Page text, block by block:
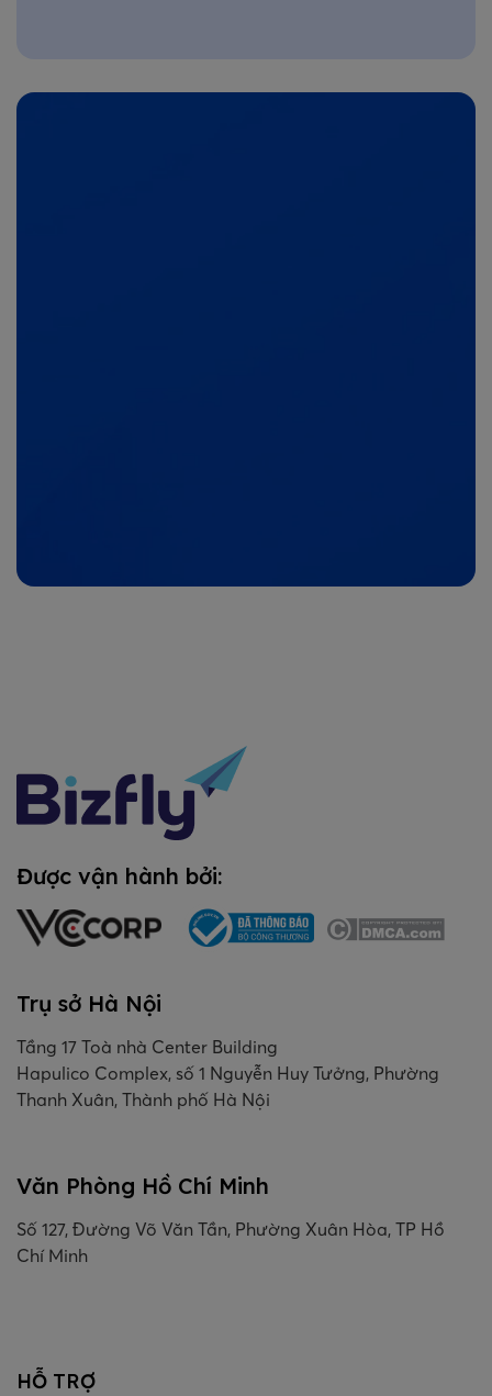
Được vận hành bởi:
Trụ sở Hà Nội
Tầng 17 Toà nhà Center Building
Hapulico Complex, số 1 Nguyễn Huy Tưởng, Phường
Thanh Xuân, Thành phố Hà Nội
Văn Phòng Hồ Chí Minh
Số 127, Đường Võ Văn Tần, Phường Xuân Hòa, TP Hồ
Chí Minh
HỖ TRỢ